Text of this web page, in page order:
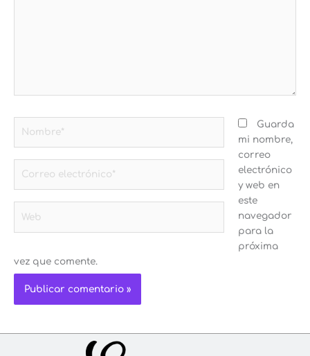
Guarda
mi nombre,
correo
electrónico
y web en
este
navegador
para la
próxima
vez que comente.